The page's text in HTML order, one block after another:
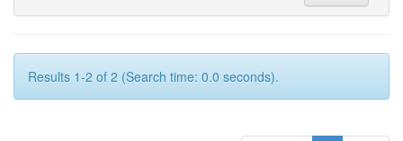
Results 1-2 of 2 (Search time: 0.0 seconds).